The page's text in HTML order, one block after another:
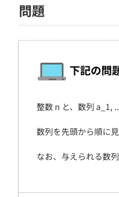
問題
下記の問
整数 n と、数列 a_1,
数列を先頭から順に
なお、与えられる数